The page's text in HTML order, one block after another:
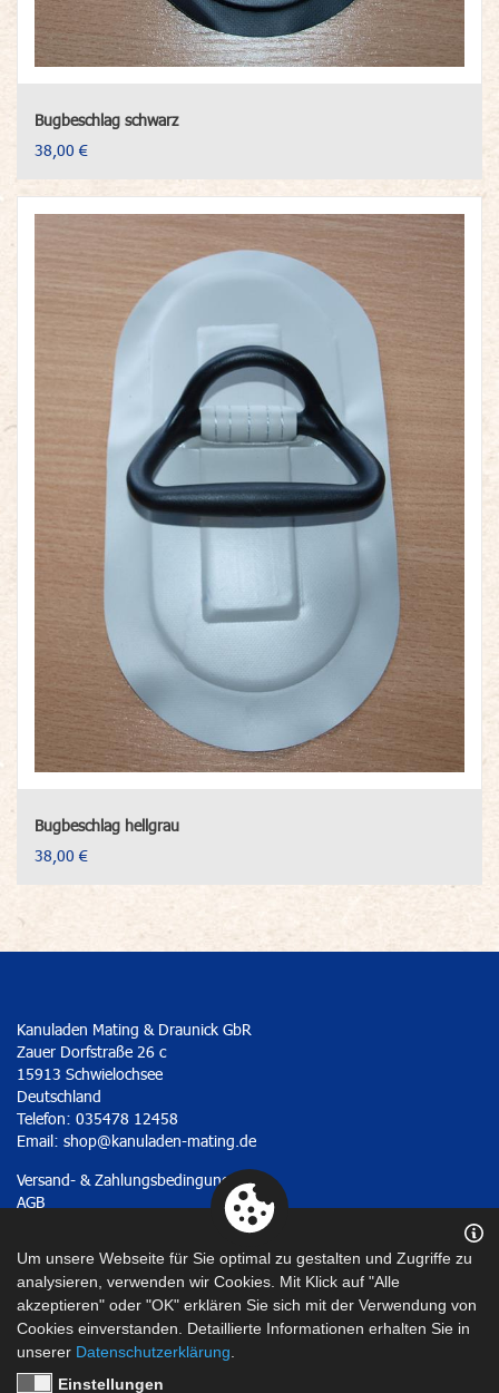
Bugbeschlag schwarz
38,00 €
Bugbeschlag hellgrau
38,00 €
Kanuladen Mating & Draunick GbR
Zauer Dorfstraße 26 c
15913 Schwielochsee
Deutschland
Telefon: 035478 12458
Email: shop@kanuladen-mating.de
Versand- & Zahlungsbedingungen
AGB
Impressum
Vertrag widerrufen
Um unsere Webseite für Sie optimal zu gestalten und Zugriffe zu
analysieren, verwenden wir Cookies. Mit Klick auf "Alle
akzeptieren" oder "OK" erklären Sie sich mit der Verwendung von
Cookies einverstanden. Detaillierte Informationen erhalten Sie in
unserer Datenschutzerklärung
Einstellungen